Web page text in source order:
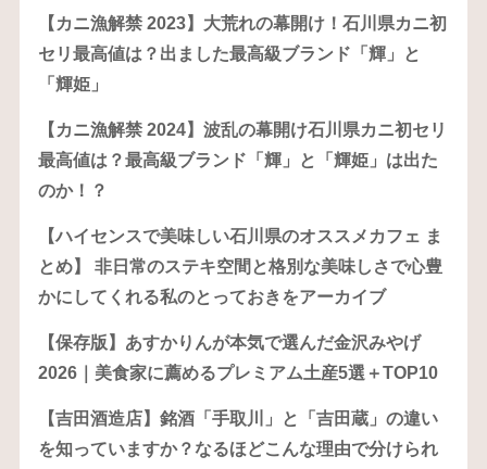
【カニ漁解禁 2023】大荒れの幕開け！石川県カニ初
セリ最高値は？出ました最高級ブランド「輝」と
「輝姫」
【カニ漁解禁 2024】波乱の幕開け石川県カニ初セリ
最高値は？最高級ブランド「輝」と「輝姫」は出た
のか！？
【ハイセンスで美味しい石川県のオススメカフェ ま
とめ】 非日常のステキ空間と格別な美味しさで心豊
かにしてくれる私のとっておきをアーカイブ
【保存版】あすかりんが本気で選んだ金沢みやげ
2026｜美食家に薦めるプレミアム土産5選＋TOP10
【吉田酒造店】銘酒「手取川」と「吉田蔵」の違い
を知っていますか？なるほどこんな理由で分けられ